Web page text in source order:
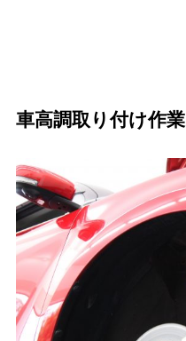
車高調取り付け作業